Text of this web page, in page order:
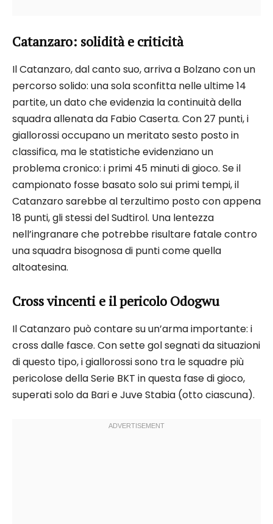
Catanzaro: solidità e criticità
Il Catanzaro, dal canto suo, arriva a Bolzano con un
percorso solido: una sola sconfitta nelle ultime 14
partite, un dato che evidenzia la continuità della
squadra allenata da Fabio Caserta. Con 27 punti, i
giallorossi occupano un meritato sesto posto in
classifica, ma le statistiche evidenziano un
problema cronico: i primi 45 minuti di gioco. Se il
campionato fosse basato solo sui primi tempi, il
Catanzaro sarebbe al terzultimo posto con appena
18 punti, gli stessi del Sudtirol. Una lentezza
nell’ingranare che potrebbe risultare fatale contro
una squadra bisognosa di punti come quella
altoatesina.
Cross vincenti e il pericolo Odogwu
Il Catanzaro può contare su un’arma importante: i
cross dalle fasce. Con sette gol segnati da situazioni
di questo tipo, i giallorossi sono tra le squadre più
pericolose della Serie BKT in questa fase di gioco,
superati solo da Bari e Juve Stabia (otto ciascuna).